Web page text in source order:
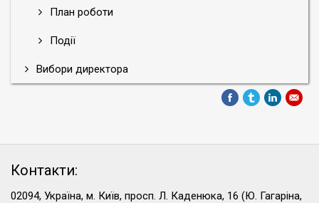
План роботи
Події
Вибори директора
Контакти:
02094, Україна, м. Київ, просп. Л. Каденюка, 16 (Ю. Гагаріна,